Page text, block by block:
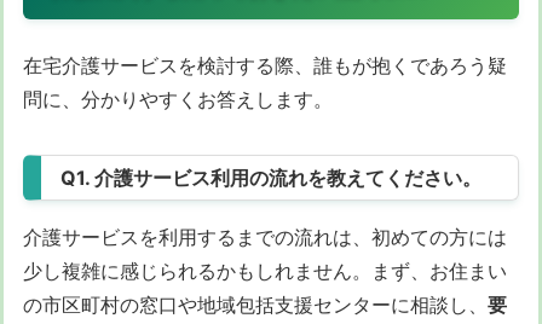
在宅介護サービスを検討する際、誰もが抱くであろう疑
問に、分かりやすくお答えします。
Q1. 介護サービス利用の流れを教えてください。
介護サービスを利用するまでの流れは、初めての方には
少し複雑に感じられるかもしれません。まず、お住まい
の市区町村の窓口や地域包括支援センターに相談し、 要